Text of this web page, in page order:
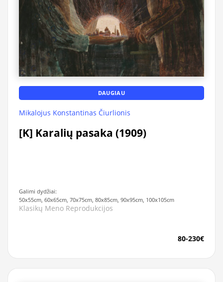
DAUGIAU
Mikalojus Konstantinas Čiurlionis
[K] Karalių pasaka (1909)
Galimi dydžiai:
50x55cm, 60x65cm, 70x75cm, 80x85cm, 90x95cm, 100x105cm
Klasikų Meno Reprodukcijos
80-230€